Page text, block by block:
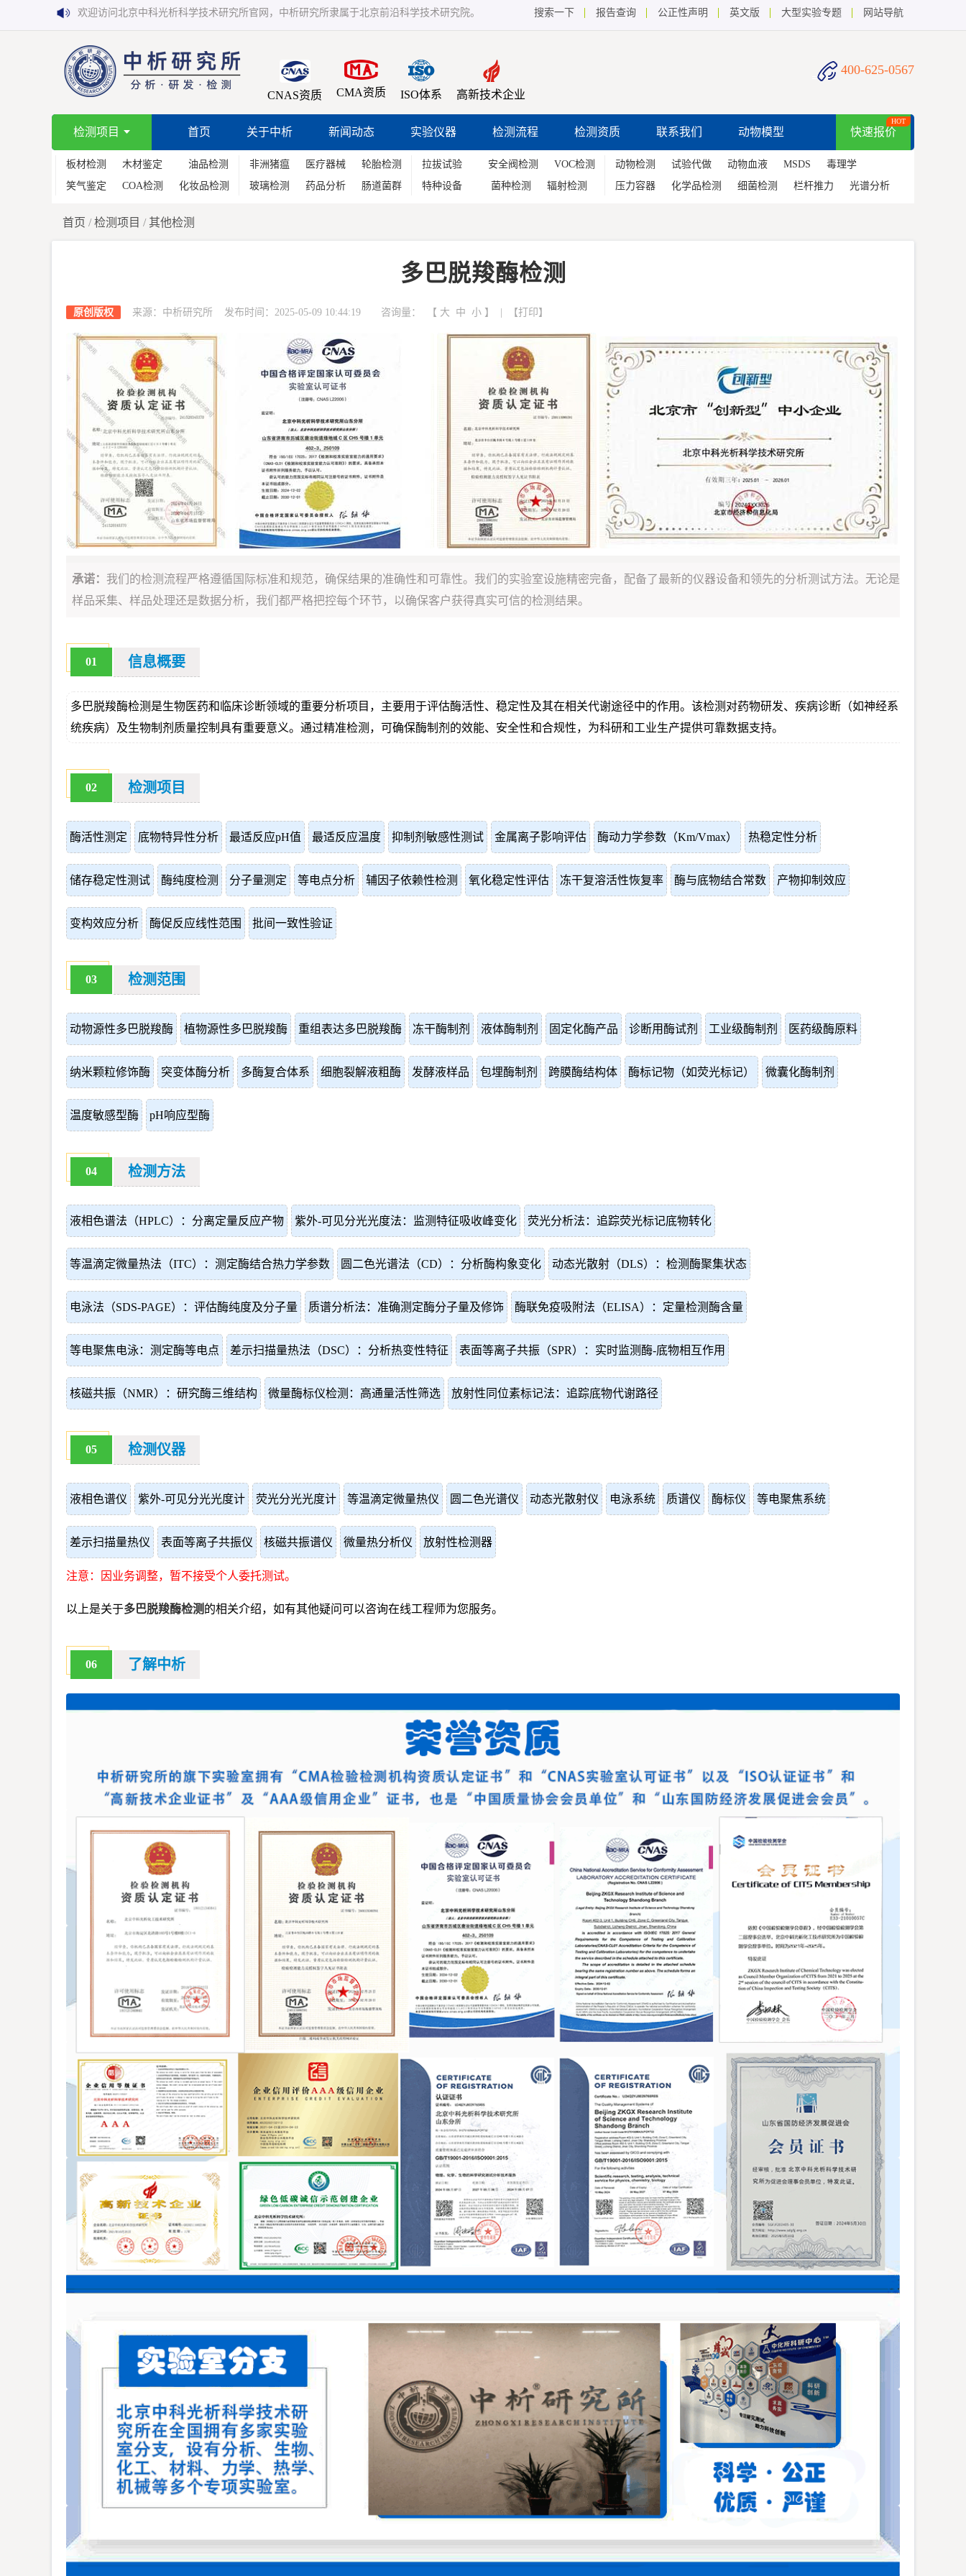
欢迎访问北京中科光析科学技术研究所官网，中析研究所隶属于北京前沿科学技术研究院。 搜索一下 报告查询 公正性声明 英文版 大型实验专题 网站导航
CNAS资质 CMA资质 ISO体系 高新技术企业
400-625-0567
检测项目 首页 关于中析 新闻动态 实验仪器 检测流程 检测资质 联系我们 动物模型 快速报价
HOT
板材检测 木材鉴定
油品检测
笑气鉴定
COA检测 化妆品检测
非洲猪瘟 医疗器械
轮胎检测
玻璃检测
药品分析 肠道菌群
拉拔试验 安全阀检测
VOC检测
特种设备
菌种检测 辐射检测
动物检测 试验代做 动物血液 MSDS
毒理学
压力容器
化学品检测 细菌检测 栏杆推力 光谱分析
首页 /检测项目 / 其他检测
多巴脱羧酶检测
原创版权 来源：中析研究所 发布时间：2025-05-09 10:44:19 咨询量： 【 大 中 小 】 | 【打印 】
承诺： 我们的检测流程严格遵循国际标准和规范，确保结果的准确性和可靠性。我们的实验室设施精密完备，配备了最新的仪器设备和领先的分析测试方法。无论是
样品采集、样品处理还是数据分析，我们都严格把控每个环节，以确保客户获得真实可信的检测结果。
01 信息概要
多巴脱羧酶检测是生物医药和临床诊断领域的重要分析项目，主要用于评估酶活性、稳定性及其在相关代谢途径中的作用。该检测对药物研发、疾病诊断（如神经系
统疾病）及生物制剂质量控制具有重要意义。通过精准检测，可确保酶制剂的效能、安全性和合规性，为科研和工业生产提供可靠数据支持。
02 检测项目
酶活性测定 底物特异性分析 最适反应pH值 最适反应温度 抑制剂敏感性测试 金属离子影响评估 酶动力学参数（Km/Vmax） 热稳定性分析
储存稳定性测试 酶纯度检测 分子量测定 等电点分析 辅因子依赖性检测 氧化稳定性评估 冻干复溶活性恢复率 酶与底物结合常数 产物抑制效应
变构效应分析 酶促反应线性范围 批间一致性验证
03 检测范围
动物源性多巴脱羧酶 植物源性多巴脱羧酶 重组表达多巴脱羧酶 冻干酶制剂 液体酶制剂 固定化酶产品 诊断用酶试剂 工业级酶制剂 医药级酶原料
纳米颗粒修饰酶 突变体酶分析 多酶复合体系 细胞裂解液粗酶 发酵液样品 包埋酶制剂 跨膜酶结构体 酶标记物（如荧光标记） 微囊化酶制剂
温度敏感型酶 pH响应型酶
04 检测方法
液相色谱法（HPLC）：分离定量反应产物 紫外-可见分光光度法：监测特征吸收峰变化 荧光分析法：追踪荧光标记底物转化
等温滴定微量热法（ITC）：测定酶结合热力学参数 圆二色光谱法（CD）：分析酶构象变化 动态光散射（DLS）：检测酶聚集状态
电泳法（SDS-PAGE）：评估酶纯度及分子量 质谱分析法：准确测定酶分子量及修饰 酶联免疫吸附法（ELISA）：定量检测酶含量
等电聚焦电泳：测定酶等电点 差示扫描量热法（DSC）：分析热变性特征 表面等离子共振（SPR）：实时监测酶-底物相互作用
核磁共振（NMR）：研究酶三维结构 微量酶标仪检测：高通量活性筛选 放射性同位素标记法：追踪底物代谢路径
05 检测仪器
液相色谱仪 紫外-可见分光光度计 荧光分光光度计 等温滴定微量热仪 圆二色光谱仪 动态光散射仪 电泳系统 质谱仪 酶标仪 等电聚焦系统
差示扫描量热仪 表面等离子共振仪 核磁共振谱仪 微量热分析仪 放射性检测器
注意：因业务调整，暂不接受个人委托测试。
以上是关于多巴脱羧酶检测的相关介绍，如有其他疑问可以咨询在线工程师为您服务。
06 了解中析